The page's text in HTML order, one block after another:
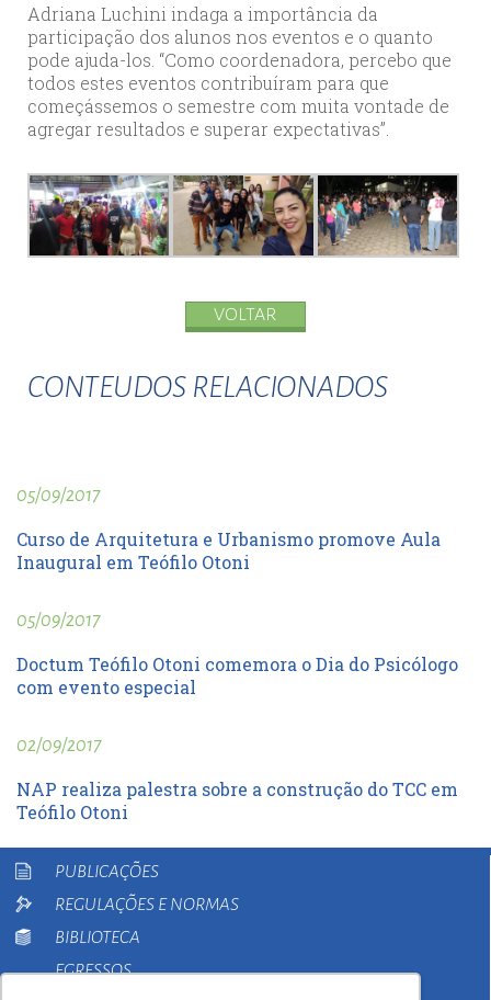
Adriana Luchini indaga a importância da
participação dos alunos nos eventos e o quanto
pode ajuda-los. “Como coordenadora, percebo que
todos estes eventos contribuíram para que
começássemos o semestre com muita vontade de
agregar resultados e superar expectativas”.
VOLTAR
CONTEUDOS RELACIONADOS
05/09/2017
Curso de Arquitetura e Urbanismo promove Aula
Inaugural em Teófilo Otoni
05/09/2017
Doctum Teófilo Otoni comemora o Dia do Psicólogo
com evento especial
02/09/2017
NAP realiza palestra sobre a construção do TCC em
Teófilo Otoni
PUBLICAÇÕES
REGULAÇÕES E NORMAS
BIBLIOTECA
EGRESSOS